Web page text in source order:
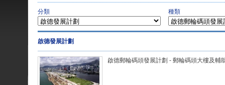
分類 種類
啟德發展計劃
啟德郵輪碼頭發展計劃 - 郵輪碼頭大樓及輔